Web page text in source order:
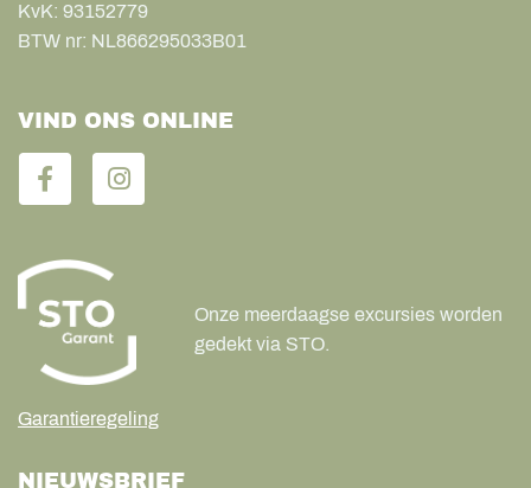
KvK: 93152779
BTW nr: NL866295033B01
VIND ONS ONLINE
Garantieregeling
Onze meerdaagse excursies worden
gedekt via STO.
NIEUWSBRIEF